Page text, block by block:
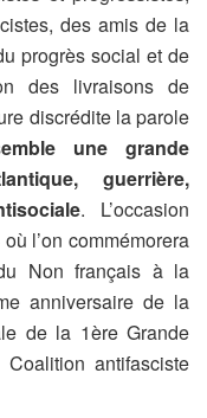
des amis de la
progrès social et de
des livraisons de
discrédite la parole
une grande
guerrière,
. L’occasion
l’on commémorera
Non français à la
anniversaire de la
de la 1ère Grande
antifasciste